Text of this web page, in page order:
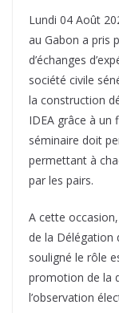
Lundi 04 Août
au Gabon a pris
d’échanges
société civile
la construction
IDEA grâce à un
séminaire doit
permettant à
par les pairs.
A cette occasion,
de la Délégation
souligné le rôle
promotion de la
l’observation